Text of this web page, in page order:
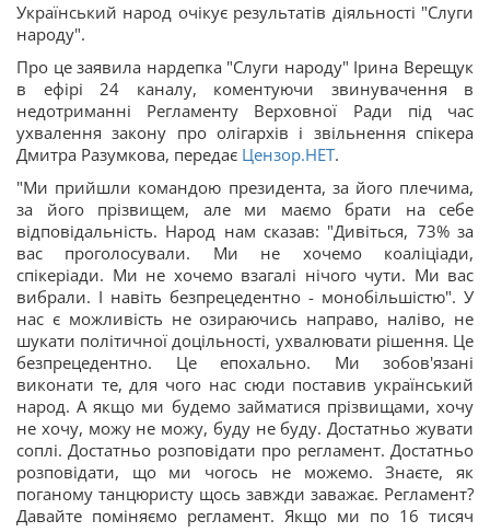
Український народ очікує результатів діяльності "Слуги
народу".
Про це заявила нардепка "Слуги народу" Ірина Верещук
в ефірі 24 каналу, коментуючи звинувачення в
недотриманні Регламенту Верховної Ради під час
ухвалення закону про олігархів і звільнення спікера
Дмитра Разумкова, передає Цензор.НЕТ.
"Ми прийшли командою президента, за його плечима,
за його прізвищем, але ми маємо брати на себе
відповідальність. Народ нам сказав: "Дивіться, 73% за
вас проголосували. Ми не хочемо коаліціади,
спікеріади. Ми не хочемо взагалі нічого чути. Ми вас
вибрали. І навіть безпрецедентно - монобільшістю". У
нас є можливість не озираючись направо, наліво, не
шукати політичної доцільності, ухвалювати рішення. Це
безпрецедентно. Це епохально. Ми зобов'язані
виконати те, для чого нас сюди поставив український
народ. А якщо ми будемо займатися прізвищами, хочу
не хочу, можу не можу, буду не буду. Достатньо жувати
соплі. Достатньо розповідати про регламент. Достатньо
розповідати, що ми чогось не можемо. Знаєте, як
поганому танцюристу щось завжди заважає. Регламент?
Давайте поміняємо регламент. Якщо ми по 16 тисяч